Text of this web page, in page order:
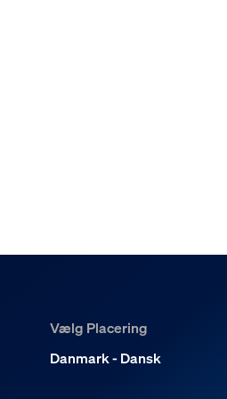
Vælg Placering
Danmark - Dansk